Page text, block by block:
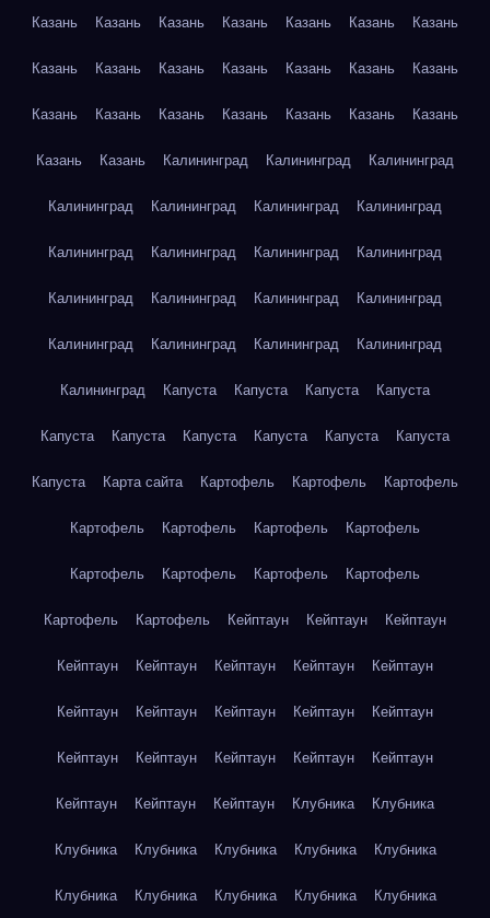
Казань Казань Казань Казань Казань Казань Казань
Казань Казань Казань Казань Казань Казань Казань
Казань Казань Казань Казань Казань Казань Казань
Казань Казань Калининград Калининград Калининград
Калининград Калининград Калининград Калининград
Калининград Калининград Калининград Калининград
Калининград Калининград Калининград Калининград
Калининград Калининград Калининград Калининград
Калининград Капуста Капуста Капуста Капуста
Капуста Капуста Капуста Капуста Капуста Капуста
Капуста Карта сайта Картофель Картофель Картофель
Картофель Картофель Картофель Картофель
Картофель Картофель Картофель Картофель
Картофель Картофель Кейптаун Кейптаун Кейптаун
Кейптаун Кейптаун Кейптаун Кейптаун Кейптаун
Кейптаун Кейптаун Кейптаун Кейптаун Кейптаун
Кейптаун Кейптаун Кейптаун Кейптаун Кейптаун
Кейптаун Кейптаун Кейптаун Клубника Клубника
Клубника Клубника Клубника Клубника Клубника
Клубника Клубника Клубника Клубника Клубника